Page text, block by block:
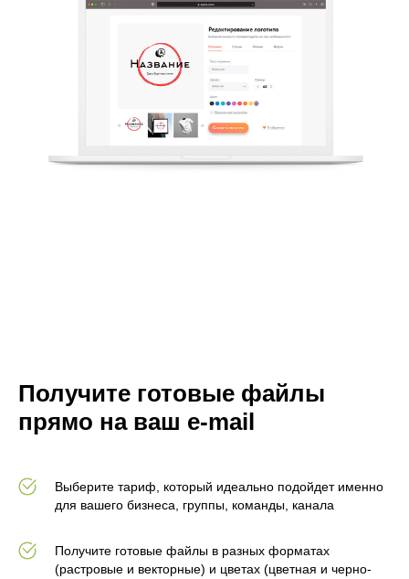
Получите готовые файлы
прямо на ваш e-mail
Выберите тариф, который идеально подойдет именно
для вашего бизнеса, группы, команды, канала
Получите готовые файлы в разных форматах
(растровые и векторные) и цветах (цветная и черно-